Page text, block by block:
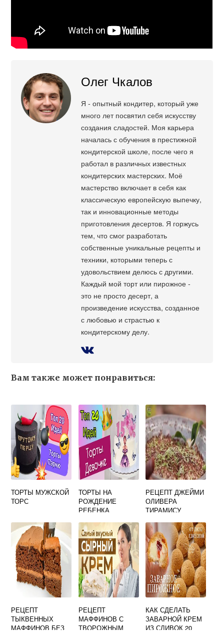
Олег Чкалов
Я - опытный кондитер, который уже
много лет посвятил себя искусству
создания сладостей. Моя карьера
началась с обучения в престижной
кондитерской школе, после чего я
работал в различных известных
кондитерских мастерских. Моё
мастерство включает в себя как
классическую европейскую выпечку,
так и инновационные методы
приготовления десертов. Я горжусь
тем, что смог разработать
собственные уникальные рецепты и
техники, которыми теперь с
удовольствием делюсь с другими.
Каждый мой торт или пирожное -
это не просто десерт, а
произведение искусства, созданное
с любовью и страстью к
кондитерскому делу.
Вам также может понравиться:
ТОРТЫ МУЖСКОЙ
ТОРС
ТОРТЫ НА
РОЖДЕНИЕ
РЕБЕНКА
РЕЦЕПТ ДЖЕЙМИ
ОЛИВЕРА
ТИРАМИСУ
РЕЦЕПТ
ТЫКВЕННЫХ
МАФФИНОВ БЕЗ
РЕЦЕПТ
МАФФИНОВ С
ТВОРОЖНЫМ
КАК СДЕЛАТЬ
ЗАВАРНОЙ КРЕМ
ИЗ СЛИВОК 20